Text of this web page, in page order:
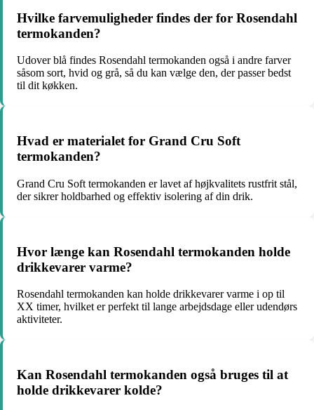
Hvilke farvemuligheder findes der for Rosendahl
termokanden?
Udover blå findes Rosendahl termokanden også i andre farver
såsom sort, hvid og grå, så du kan vælge den, der passer bedst
til dit køkken.
Hvad er materialet for Grand Cru Soft
termokanden?
Grand Cru Soft termokanden er lavet af højkvalitets rustfrit stål,
der sikrer holdbarhed og effektiv isolering af din drik.
Hvor længe kan Rosendahl termokanden holde
drikkevarer varme?
Rosendahl termokanden kan holde drikkevarer varme i op til
XX timer, hvilket er perfekt til lange arbejdsdage eller udendørs
aktiviteter.
Kan Rosendahl termokanden også bruges til at
holde drikkevarer kolde?